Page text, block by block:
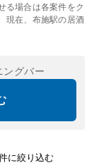
る場合は各案件をク
現在、布施駅の居酒
ングバー
に絞り込む